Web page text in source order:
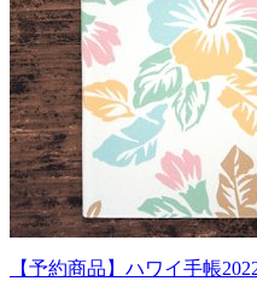
【予約商品】ハワイ手帳